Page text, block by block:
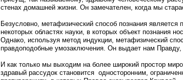
стенах домашней жизни. Он замечателен, когда мы
Безусловно, метафизический способ познания
некоторых областях науки, в которых объект познания
Однако, используя метод индукции, метафизический
правдоподобные умозаключения. Он выдает нам Правду,
И как только мы выходим на более широкий простор
здравый рассудок становится односторонним,